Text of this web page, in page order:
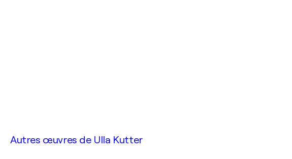
Autres œuvres de Ulla Kutter